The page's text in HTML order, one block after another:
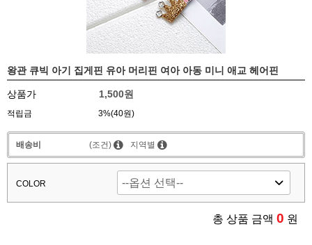
왕관 큐빅 아기 집게핀 유아 머리핀 여아 아동 미니 애교 헤어핀
상품가 1,500원
적립금 3%(40원)
배송비 (조건) 지역별
COLOR
총 상품 금액 0 원